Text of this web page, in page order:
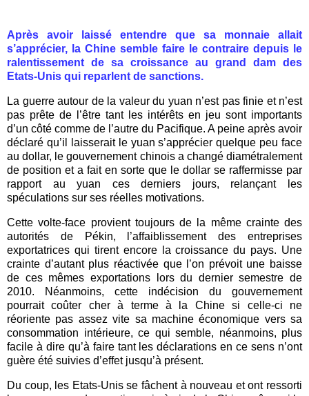
Après avoir laissé entendre que sa monnaie allait
s’apprécier, la Chine semble faire le contraire depuis le
ralentissement de sa croissance au grand dam des
Etats-Unis qui reparlent de sanctions.
La guerre autour de la valeur du yuan n’est pas finie et n’est
pas prête de l’être tant les intérêts en jeu sont importants
d’un côté comme de l’autre du Pacifique. A peine après avoir
déclaré qu’il laisserait le yuan s’apprécier quelque peu face
au dollar, le gouvernement chinois a changé diamétralement
de position et a fait en sorte que le dollar se raffermisse par
rapport au yuan ces derniers jours, relançant les
spéculations sur ses réelles motivations.
Cette volte-face provient toujours de la même crainte des
autorités de Pékin, l’affaiblissement des entreprises
exportatrices qui tirent encore la croissance du pays. Une
crainte d’autant plus réactivée que l’on prévoit une baisse
de ces mêmes exportations lors du dernier semestre de
2010. Néanmoins, cette indécision du gouvernement
pourrait coûter cher à terme à la Chine si celle-ci ne
réoriente pas assez vite sa machine économique vers sa
consommation intérieure, ce qui semble, néanmoins, plus
facile à dire qu’à faire tant les déclarations en ce sens n’ont
guère été suivies d’effet jusqu’à présent.
Du coup, les Etats-Unis se fâchent à nouveau et ont ressorti